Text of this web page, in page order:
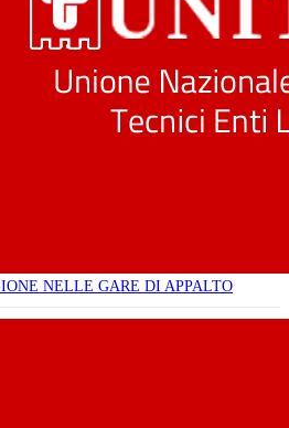
NELLE GARE DI APPALTO